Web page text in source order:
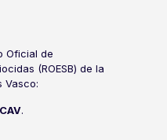
Oficial de
(ROESB) de la
Vasco:
.